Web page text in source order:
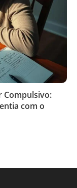
Compulsivo:
com o